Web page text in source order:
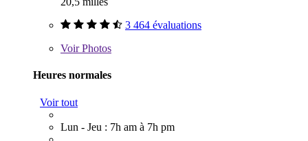
3 464 évaluations
VoirPhotos
Heures normales
Voir tout
Lun - Jeu : 7h am à 7h pm